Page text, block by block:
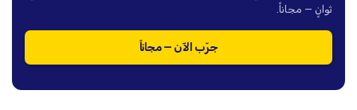
ثوانٍ — مجاناً.
جرّب الآن — مجاناً